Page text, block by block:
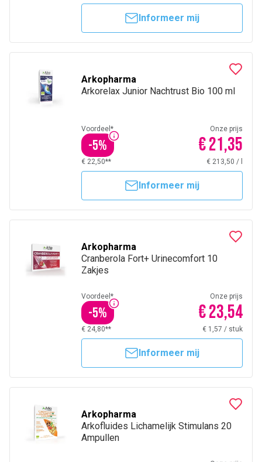
Informeer mij
Arkopharma
Arkorelax Junior Nachtrust Bio 100 ml
Voordeel*
-5%
Onze prijs
€ 21,35
€ 22,50** € 213,50 /
Informeer mij
Arkopharma
Cranberola Fort+ Urinecomfort 10
Zakjes
Voordeel*
-5%
Onze prijs
€ 23,54
€ 24,80** € 1,57 / stuk
Informeer mij
Arkopharma
Arkofluides Lichamelijk Stimulans 20
Ampullen